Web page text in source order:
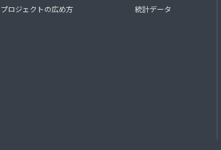
プロジェクトの広め方
統計データ